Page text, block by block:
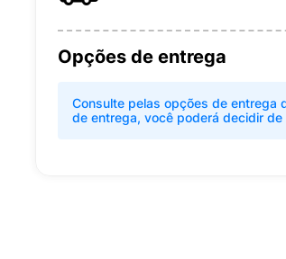
Opções de entrega
Consulte pelas opções de entrega
de entrega, você poderá decidir de